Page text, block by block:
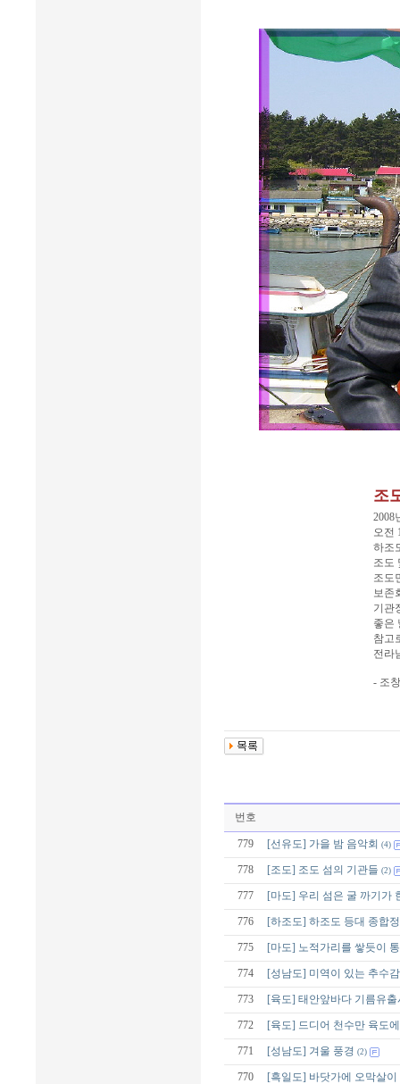
조
2008
오전
하조
조도
조도
보존
기관
좋은
참고
전라
- 조
번호
779 [선유도] 가을 밤 음악회 (4)
778 [조도] 조도 섬의 기관들 (2)
777 [마도] 우리 섬은 굴 까기가
776 [하조도] 하조도 등대 종합
775 [마도] 노적가리를 쌓듯이
774 [성남도] 미역이 있는 추수
773 [육도] 태안앞바다 기름유
772 [육도] 드디어 천수만 육도
771 [성남도] 겨울 풍경 (2)
770 [흑일도] 바닷가에 오막살이